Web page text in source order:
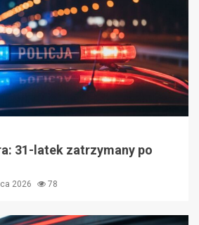
31-latek zatrzymany po
2026 78